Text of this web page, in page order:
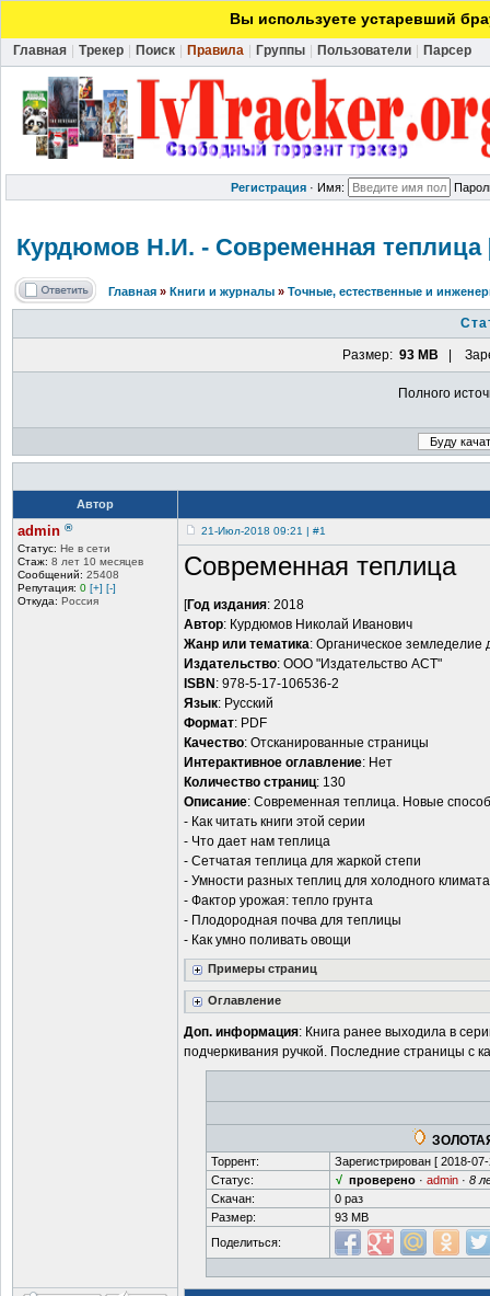
Вы используете устаревший
Главная Трекер Поиск Правила Группы Пользователи Парсер
Регистрация · Имя:
Курдюмов Н.И. - Современная теплица
Главная » Книги и журналы » Точные, естественные и
Размер: 93 MB |
Полного
Автор
admin ®
Статус: Не в сети
Стаж: 8 лет 10 месяцев
Сообщений: 25408
Репутация: 0 [+] [-]
Откуда: Россия
21-Июл-2018 09:21 | #1
Современная теплица
[Год издания: 2018
Автор: Курдюмов Николай Иванович
Жанр или тематика: Органическое земледелие
Издательство: ООО "Издательство АСТ"
ISBN : 978-5-17-106536-2
Язык: Русский
Формат: PDF
Качество: Отсканированные страницы
Интерактивное оглавление: Нет
Количество страниц: 130
Описание: Современная теплица. Новые
- Как читать книги этой серии
- Что дает нам теплица
- Сетчатая теплица для жаркой степи
- Умности разных теплиц для холодного климата
- Фактор урожая: тепло грунта
- Плодородная почва для теплицы
- Как умно поливать овощи
Примеры страниц
Оглавление
Доп. информация: Книга ранее выходила в
подчеркивания ручкой. Последние страницы с
Торрент: Зарегистрирован [ 2018-
Статус:
√ проверено · admin · 8
Скачан:
0 раз
Размер:
93 MB
Поделиться: